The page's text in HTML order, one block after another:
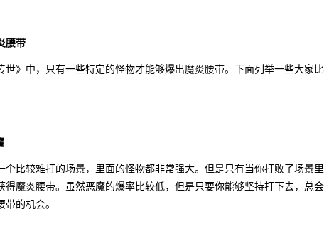
腰带
》中，只有一些特定的怪物才能够爆出魔炎腰带。下面列举一些大家比
比较难打的场景，里面的怪物都非常强大。但是只有当你打败了场景里
得魔炎腰带。虽然恶魔的爆率比较低，但是只要你能够坚持打下去，总会
的机会。